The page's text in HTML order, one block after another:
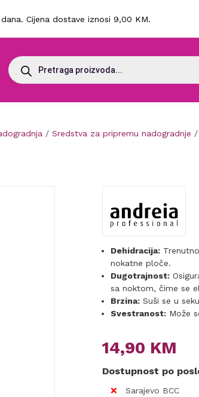
Cijena dostave iznosi 9,00 KM.
Products
search
/ Sredstva za pripremu nadogradnje /
Dehidracija:
nokatne ploče.
Dugotrajnost:
sa noktom, čime se
Brzina: Suši se u
Svestranost: Može
14,90 KM
Dostupnost po
Sarajevo BCC